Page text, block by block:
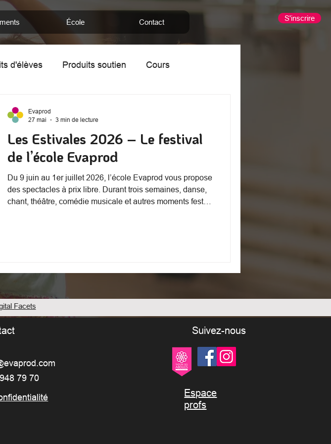
S'inscrire
École Contact
d'élèves Produits soutien Cours
Les Estivales 2026 – Le festival
de l’école Evaprod
Du 9 juin au 1er juillet 2026, l’école Evaprod vous propose
des spectacles à prix libre. Durant trois semaines, danse,
chant, théâtre, comédie musicale et autres moments festifs
Evaprod
27 mai
3 min de lecture
Facets
79 70
Suivez-nous
Espace
profs